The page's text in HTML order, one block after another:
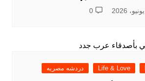
0
Life & Love دردشه مصريه